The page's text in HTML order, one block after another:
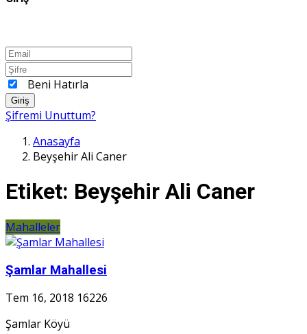
Beni Hatırla
Giriş
Şifremi Unuttum?
Anasayfa
Beyşehir Ali Caner
Etiket: Beyşehir Ali Caner
Mahalleler
Şamlar Mahallesi
Tem 16, 2018 16226
Şamlar Köyü